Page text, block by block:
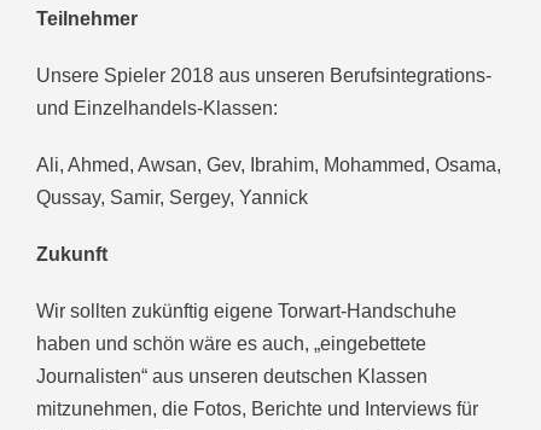
Teilnehmer
Unsere Spieler 2018 aus unseren Berufsintegrations-
und Einzelhandels-Klassen:
Ali, Ahmed, Awsan, Gev, Ibrahim, Mohammed, Osama,
Qussay, Samir, Sergey, Yannick
Zukunft
Wir sollten zukünftig eigene Torwart-Handschuhe
haben und schön wäre es auch, „eingebettete
Journalisten“ aus unseren deutschen Klassen
mitzunehmen, die Fotos, Berichte und Interviews für